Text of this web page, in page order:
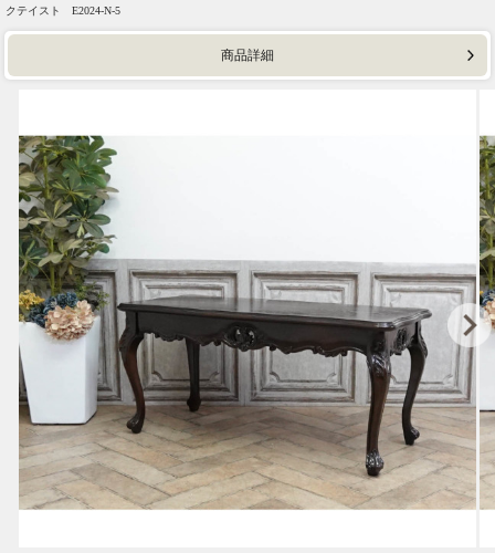
クテイスト E2024-N-5
商品詳細